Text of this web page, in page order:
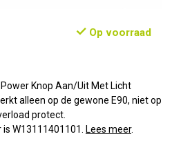
Op voorraad
Knop Aan/Uit Met Licht
alleen op de gewone E90, niet op
protect.
W13111401101.
Lees meer.